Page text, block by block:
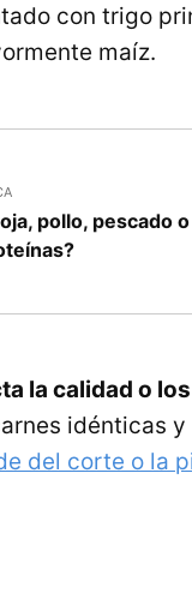
con trigo
maíz.
pollo, pescado
la calidad o
idénticas y
del corte o la